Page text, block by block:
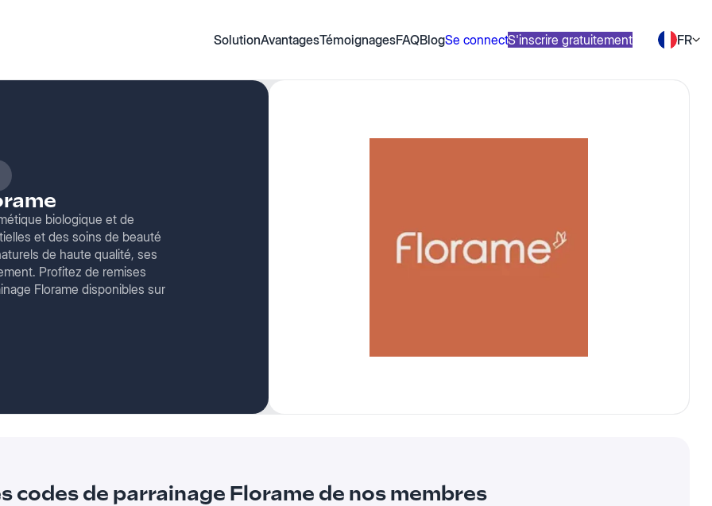
SolutionAvantagesTémoignagesFAQBlogSe connecterS'inscrire gratuitement FR
biologique et de
et des soins de beauté
de haute qualité, ses
Profitez de remises
Florame disponibles sur
codes de parrainage Florame de nos membres